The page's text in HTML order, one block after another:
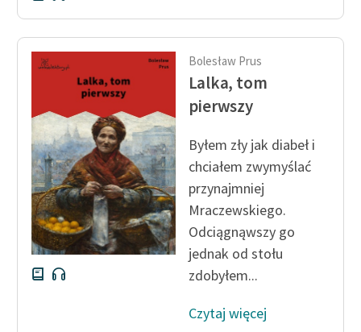
Bolesław Prus
Lalka, tom
pierwszy
Byłem zły jak diabeł i
chciałem zwymyślać
przynajmniej
Mraczewskiego.
Odciągnąwszy go
jednak od stołu
zdobyłem...
Czytaj więcej